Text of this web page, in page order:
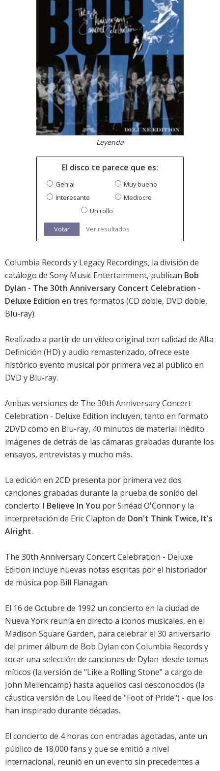
Leyenda
El disco te parece que es:
Genial
Muy bueno
Interesante
Mediocre
Un rollo
Votar Ver resultados
Columbia Records y Legacy Recordings, la división de
catálogo de Sony Music Entertainment, publican Bob
Dylan - The 30th Anniversary Concert Celebration -
Deluxe Edition en tres formatos (CD doble, DVD doble,
Blu-ray).
Realizado a partir de un vídeo original con calidad de Alta
Definición (HD) y audio remasterizado, ofrece este
histórico evento musical por primera vez al público en
DVD y Blu-ray.
Ambas versiones de The 30th Anniversary Concert
Celebration - Deluxe Edition incluyen, tanto en formato
2DVD como en Blu-ray, 40 minutos de material inédito:
imágenes de detrás de las cámaras grabadas durante los
ensayos, entrevistas y mucho más.
La edición en 2CD presenta por primera vez dos
canciones grabadas durante la prueba de sonido del
concierto: I Believe In You por Sinéad O'Connor y la
interpretación de Eric Clapton de Don't Think Twice, It's
Alright.
The 30th Anniversary Concert Celebration - Deluxe
Edition incluye nuevas notas escritas por el historiador
de música pop Bill Flanagan.
El 16 de Octubre de 1992 un concierto en la ciudad de
Nueva York reunía en directo a iconos musicales, en el
Madison Square Garden, para celebrar el 30 aniversario
del primer álbum de Bob Dylan con Columbia Records y
tocar una selección de canciones de Dylan  desde temas
míticos (la versión de "Like a Rolling Stone" a cargo de
John Mellencamp) hasta aquellos casi desconocidos (la
cáustica versión de Lou Reed de "Foot of Pride") - que los
han inspirado durante décadas.
El concierto de 4 horas con entradas agotadas, ante un
público de 18.000 fans y que se emitió a nivel
internacional, reunió en un evento sin precedentes a